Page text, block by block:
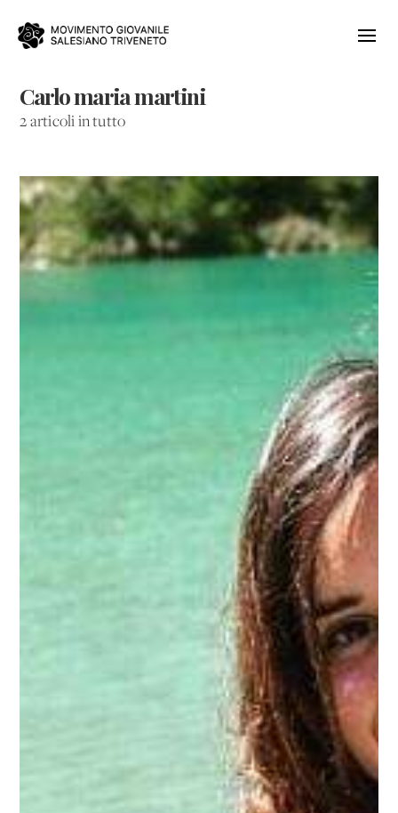
Carlo maria martini
2 articoli in tutto